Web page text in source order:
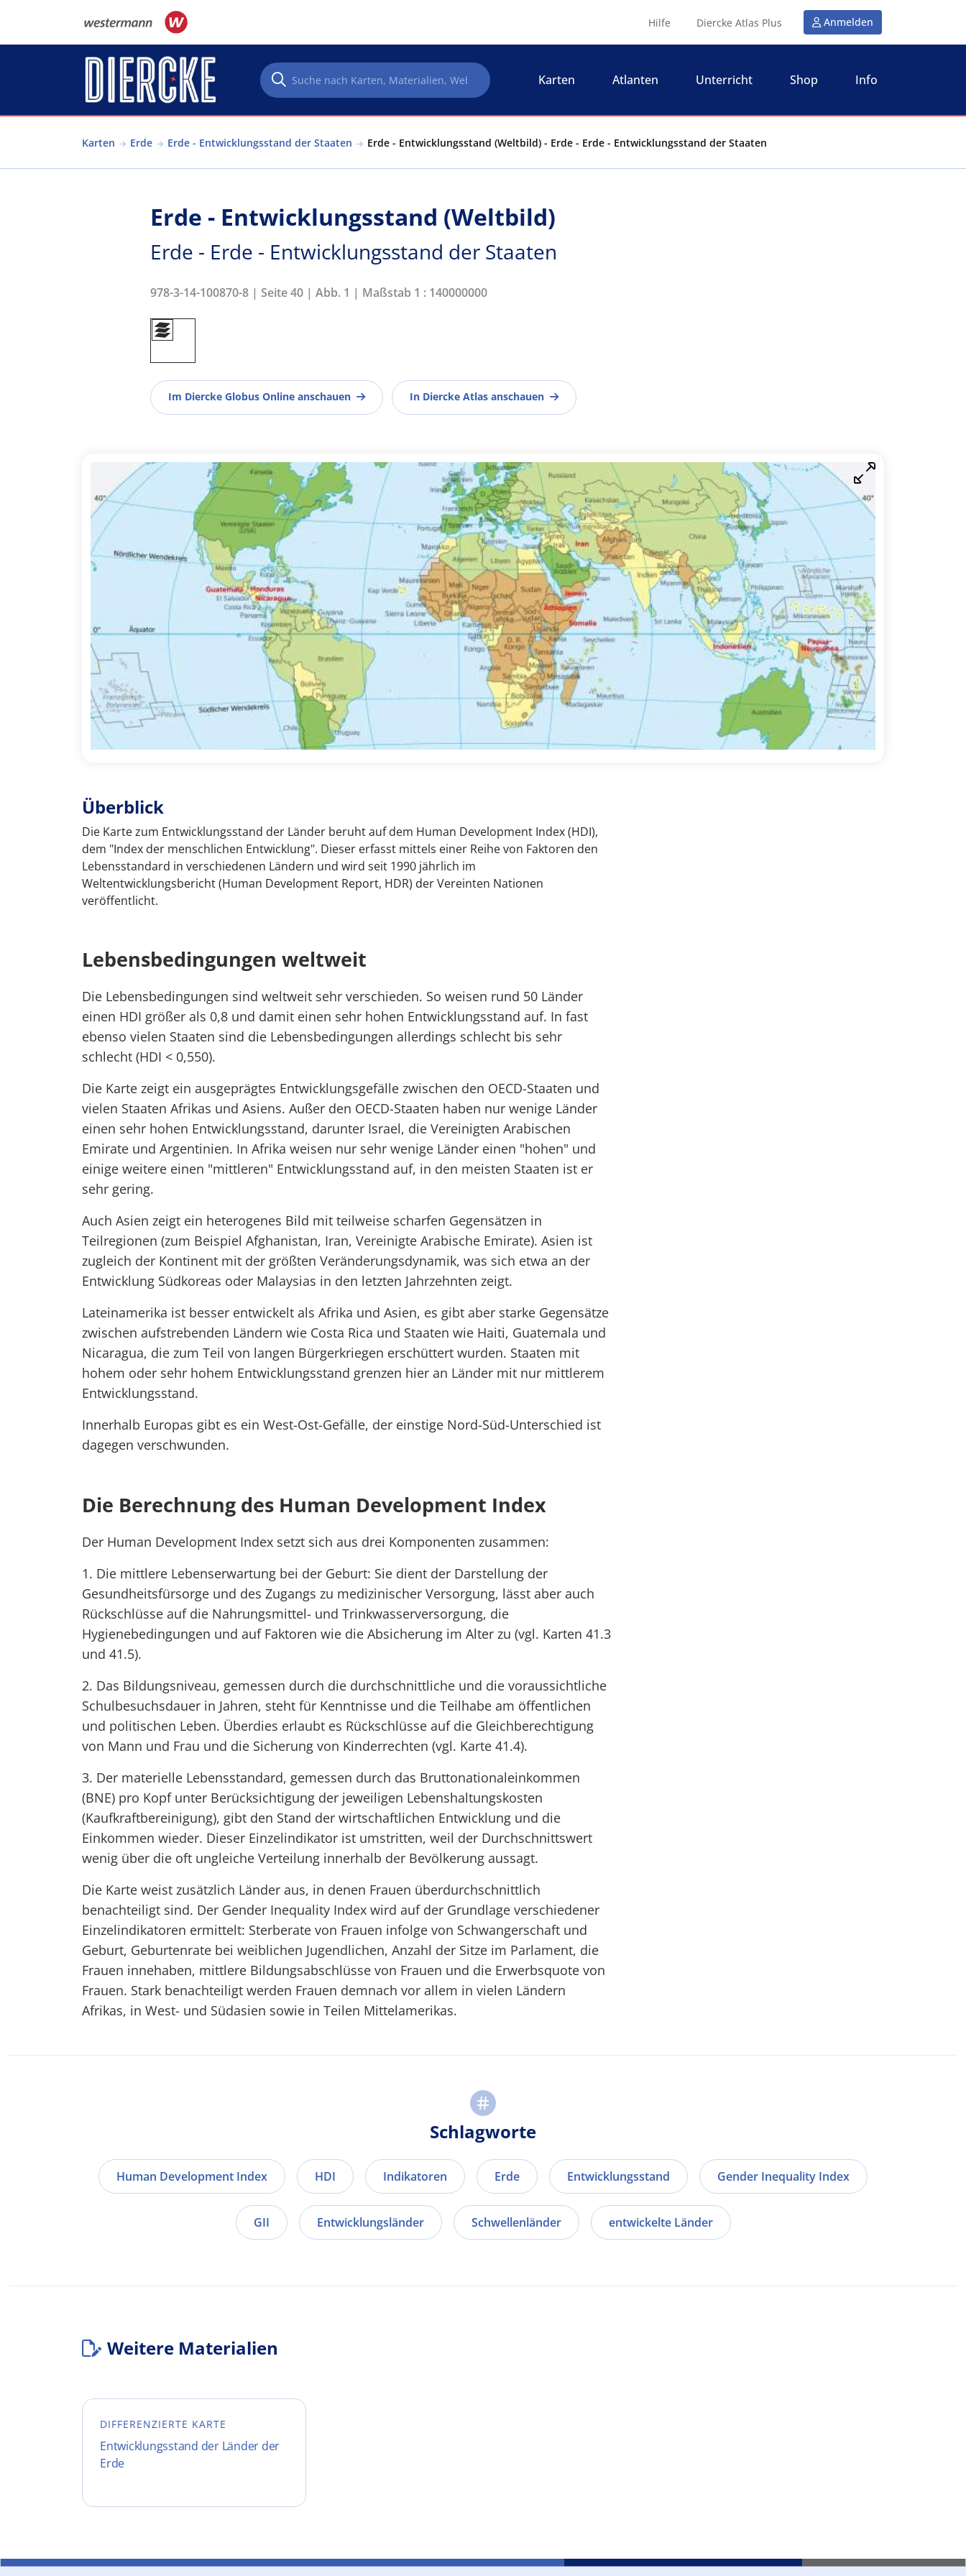
Hilfe Diercke Atlas Plus Anmelden
Karten Atlanten Unterricht Shop Info
Karten Erde Erde - Entwicklungsstand der Staaten Erde - Entwicklungsstand (Weltbild) - Erde - Erde - Entwicklungsstand der Staaten
Erde - Entwicklungsstand (Weltbild)
Erde - Erde - Entwicklungsstand der Staaten
978-3-14-100870-8 | Seite 40 | Abb. 1 | Maßstab 1 : 140000000
Im Diercke Globus Online anschauen In Diercke Atlas anschauen
Überblick
Die Karte zum Entwicklungsstand der Länder beruht auf dem Human Development Index (HDI),
dem "Index der menschlichen Entwicklung". Dieser erfasst mittels einer Reihe von Faktoren den
Lebensstandard in verschiedenen Ländern und wird seit 1990 jährlich im
Weltentwicklungsbericht (Human Development Report, HDR) der Vereinten Nationen
veröffentlicht.
Lebensbedingungen weltweit
Die Lebensbedingungen sind weltweit sehr verschieden. So weisen rund 50 Länder
einen HDI größer als 0,8 und damit einen sehr hohen Entwicklungsstand auf. In fast
ebenso vielen Staaten sind die Lebensbedingungen allerdings schlecht bis sehr
schlecht (HDI < 0,550).
Die Karte zeigt ein ausgeprägtes Entwicklungsgefälle zwischen den OECD-Staaten und
vielen Staaten Afrikas und Asiens. Außer den OECD-Staaten haben nur wenige Länder
einen sehr hohen Entwicklungsstand, darunter Israel, die Vereinigten Arabischen
Emirate und Argentinien. In Afrika weisen nur sehr wenige Länder einen "hohen" und
einige weitere einen "mittleren" Entwicklungsstand auf, in den meisten Staaten ist er
sehr gering.
Auch Asien zeigt ein heterogenes Bild mit teilweise scharfen Gegensätzen in
Teilregionen (zum Beispiel Afghanistan, Iran, Vereinigte Arabische Emirate). Asien ist
zugleich der Kontinent mit der größten Veränderungsdynamik, was sich etwa an der
Entwicklung Südkoreas oder Malaysias in den letzten Jahrzehnten zeigt.
Lateinamerika ist besser entwickelt als Afrika und Asien, es gibt aber starke Gegensätze
zwischen aufstrebenden Ländern wie Costa Rica und Staaten wie Haiti, Guatemala und
Nicaragua, die zum Teil von langen Bürgerkriegen erschüttert wurden. Staaten mit
hohem oder sehr hohem Entwicklungsstand grenzen hier an Länder mit nur mittlerem
Entwicklungsstand.
Innerhalb Europas gibt es ein West-Ost-Gefälle, der einstige Nord-Süd-Unterschied ist
dagegen verschwunden.
Die Berechnung des Human Development Index
Der Human Development Index setzt sich aus drei Komponenten zusammen:
1. Die mittlere Lebenserwartung bei der Geburt: Sie dient der Darstellung der
Gesundheitsfürsorge und des Zugangs zu medizinischer Versorgung, lässt aber auch
Rückschlüsse auf die Nahrungsmittel- und Trinkwasserversorgung, die
Hygienebedingungen und auf Faktoren wie die Absicherung im Alter zu (vgl. Karten 41.3
und 41.5).
2. Das Bildungsniveau, gemessen durch die durchschnittliche und die voraussichtliche
Schulbesuchsdauer in Jahren, steht für Kenntnisse und die Teilhabe am öffentlichen
und politischen Leben. Überdies erlaubt es Rückschlüsse auf die Gleichberechtigung
von Mann und Frau und die Sicherung von Kinderrechten (vgl. Karte 41.4).
3. Der materielle Lebensstandard, gemessen durch das Bruttonationaleinkommen
(BNE) pro Kopf unter Berücksichtigung der jeweiligen Lebenshaltungskosten
(Kaufkraftbereinigung), gibt den Stand der wirtschaftlichen Entwicklung und die
Einkommen wieder. Dieser Einzelindikator ist umstritten, weil der Durchschnittswert
wenig über die oft ungleiche Verteilung innerhalb der Bevölkerung aussagt.
Die Karte weist zusätzlich Länder aus, in denen Frauen überdurchschnittlich
benachteiligt sind. Der Gender Inequality Index wird auf der Grundlage verschiedener
Einzelindikatoren ermittelt: Sterberate von Frauen infolge von Schwangerschaft und
Geburt, Geburtenrate bei weiblichen Jugendlichen, Anzahl der Sitze im Parlament, die
Frauen innehaben, mittlere Bildungsabschlüsse von Frauen und die Erwerbsquote von
Frauen. Stark benachteiligt werden Frauen demnach vor allem in vielen Ländern
Afrikas, in West- und Südasien sowie in Teilen Mittelamerikas.
Schlagworte
Human Development Index HDI Indikatoren Erde Entwicklungsstand Gender Inequality Index
GII Entwicklungsländer Schwellenländer entwickelte Länder
Weitere Materialien
DIFFERENZIERTE KARTE
Entwicklungsstand der Länder der
Erde